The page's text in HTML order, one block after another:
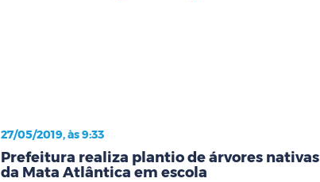
27/05/2019, às 9:33
Prefeitura realiza plantio de árvores nativas
da Mata Atlântica em escola